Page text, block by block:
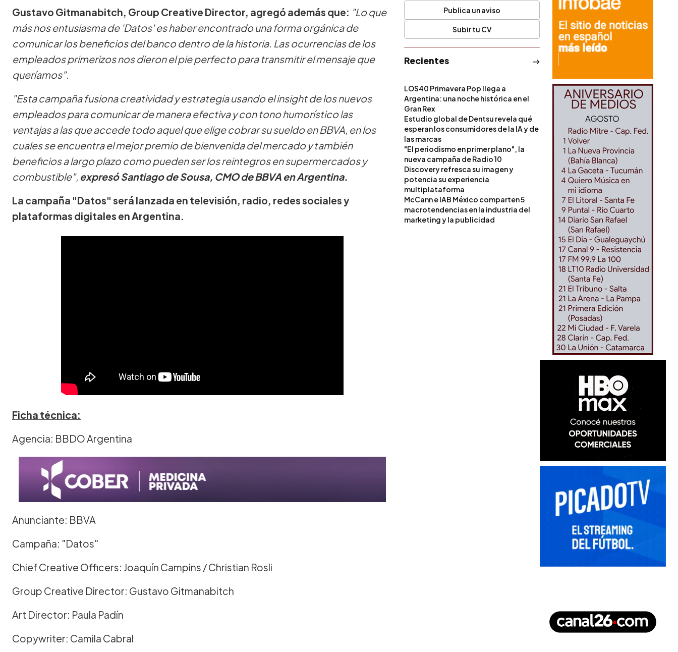
Gustavo Gitmanabitch, Group Creative Director, agregó además que: "Lo que
más nos entusiasma de 'Datos' es haber encontrado una forma orgánica de
comunicar los beneficios del banco dentro de la historia. Las ocurrencias de los
empleados primerizos nos dieron el pie perfecto para transmitir el mensaje que
queríamos".
"Esta campaña fusiona creatividad y estrategia usando el insight de los nuevos
empleados para comunicar de manera efectiva y con tono humorístico las
ventajas a las que accede todo aquel que elige cobrar su sueldo en BBVA, en los
cuales se encuentra el mejor premio de bienvenida del mercado y también
beneficios a largo plazo como pueden ser los reintegros en supermercados y
combustible", expresó Santiago de Sousa, CMO de BBVA en Argentina.
La campaña "Datos" será lanzada en televisión, radio, redes sociales y
plataformas digitales en Argentina.
Ficha técnica:
Agencia: BBDO Argentina
Anunciante: BBVA
Campaña: "Datos"
Chief Creative Officers: Joaquín Campins / Christian Rosli
Group Creative Director: Gustavo Gitmanabitch
Art Director: Paula Padín
Copywriter: Camila Cabral
Publica un aviso
Subir tu CV
Recientes
LOS40 Primavera Pop llega a
Argentina: una noche histórica en el
Gran Rex
Estudio global de Dentsu revela qué
esperan los consumidores de la IA y de
las marcas
"El periodismo en primer plano", la
nueva campaña de Radio 10
Discovery refresca su imagen y
potencia su experiencia
multiplataforma
McCann e IAB México comparten 5
macrotendencias en la industria del
marketing y la publicidad